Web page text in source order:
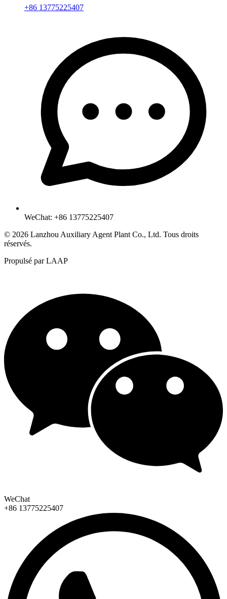
+86 13775225407
WeChat: +86 13775225407
© 2026 Lanzhou Auxiliary Agent Plant Co., Ltd. Tous droits
réservés.
Propulsé par LAAP
WeChat
+86 13775225407